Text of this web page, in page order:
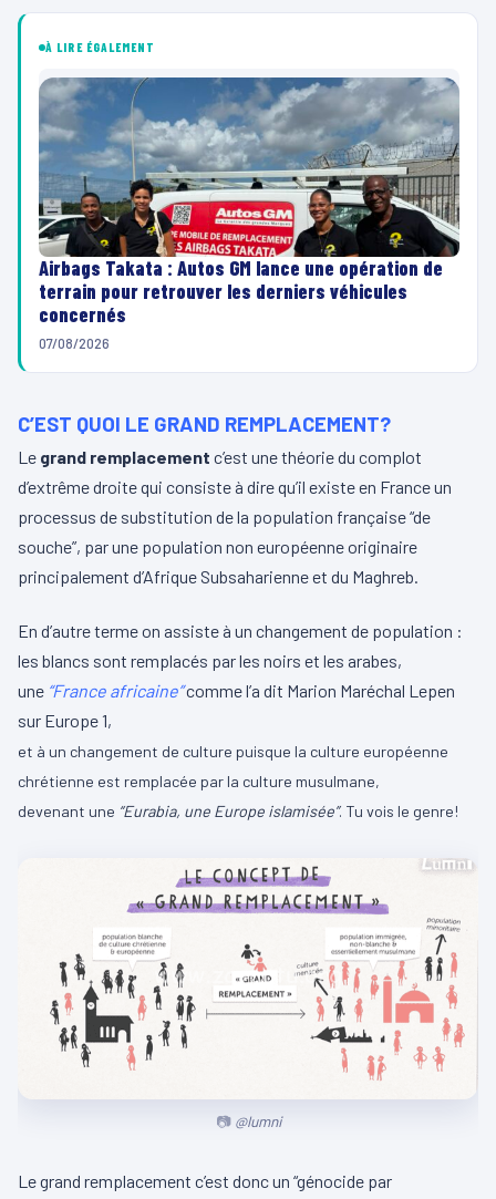
À LIRE ÉGALEMENT
Airbags Takata : Autos GM lance une opération de
terrain pour retrouver les derniers véhicules
concernés
07/08/2026
C’EST QUOI LE GRAND REMPLACEMENT?
Le grand remplacement c’est unethéorie du complot
d’extrême droitequi consiste à dire qu’il existe en France un
processus de substitution de la population française “de
souche”, par une population non européenne originaire
principalement d’Afrique Subsaharienne et du Maghreb.
En d’autre termeon assiste à un changement de population :
les blancs sont remplacés par les noirs et les arabes,
une “France africaine”comme l’a dit Marion Maréchal Lepen
sur Europe 1,
et à un changement de culture puisque la culture européenne
chrétienne est remplacée par la culture musulmane,
devenant une “Eurabia, une Europe islamisée”. Tu vois le genre!
@lumni
Le grand remplacement c’est donc un “génocide par